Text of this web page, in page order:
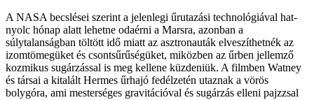
A NASA becslései szerint a jelenlegi űrutazási technológiával hat-
nyolc hónap alatt lehetne odaérni a Marsra, azonban a
súlytalanságban töltött idő miatt az asztronauták elveszíthetnék az
izomtömegüket és csontsűrűségüket, miközben az űrben jellemző
kozmikus sugárzással is meg kellene küzdeniük. A filmben Watney
és társai a kitalált Hermes űrhajó fedélzetén utaznak a vörös
bolygóra, ami mesterséges gravitációval és sugárzás elleni pajzzsal